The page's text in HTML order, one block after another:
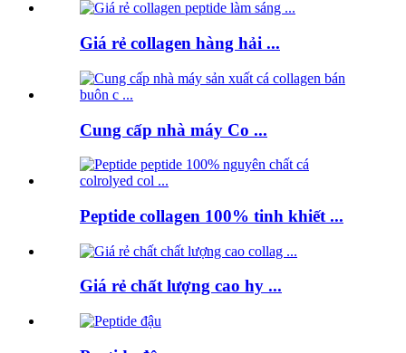
Giá rẻ collagen hàng hải ...
Cung cấp nhà máy Co ...
Peptide collagen 100% tinh khiết ...
Giá rẻ chất lượng cao hy ...